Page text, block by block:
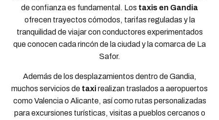
de confianza es fundamental. Los taxis en Gandia
ofrecen trayectos cómodos, tarifas reguladas y la
tranquilidad de viajar con conductores experimentados
que conocen cada rincón de la ciudad y la comarca de La
Safor.
Además de los desplazamientos dentro de Gandia,
muchos servicios de taxirealizan traslados a aeropuertos
como Valencia o Alicante, así como rutas personalizadas
para excursiones turísticas, visitas a pueblos cercanos o